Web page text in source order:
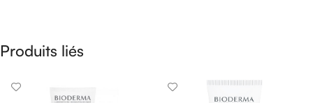
Produits liés